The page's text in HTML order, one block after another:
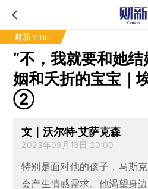
财新mini+
“不，我就要和她
姻和夭折的宝宝｜
②
文｜沃尔特·艾萨克森
2023年09月13日 20:00
特别是面对他的孩子，马斯
会产生情感需求。他渴望身